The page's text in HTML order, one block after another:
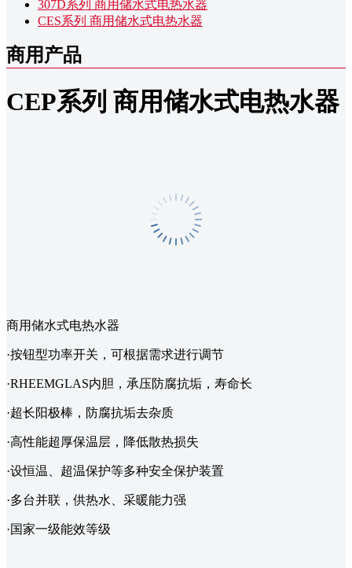
307D系列 商用储水式电热水器
CES系列 商用储水式电热水器
商用产品
CEP系列 商用储水式电热水器
商用储水式电热水器
·按钮型功率开关，可根据需求进行调节
·RHEEMGLAS内胆，承压防腐抗垢，寿命长
·超长阳极棒，防腐抗垢去杂质
·高性能超厚保温层，降低散热损失
·设恒温、超温保护等多种安全保护装置
·多台并联，供热水、采暖能力强
·国家一级能效等级